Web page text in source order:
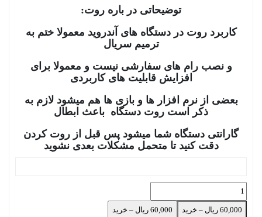
توضیحاتی در باره روت:
کاربرد روت در دستگاه های آندروید معمولا ختم به
ترمیم سریال
و نصب رام های سفارشی نیست و معمولا برای
افزایش قابلیت های کاربردی
بعضی از نرم افزار ها و بازی ها هم میشود لازم به
ذکر است روت دستگاه باعث ابطال
گارانتی دستگاه شما میشود پس قبل از روت کردن
دقت کنید تا متحمل مشکلات بعدی نشوید
60,000 ریال – خرید